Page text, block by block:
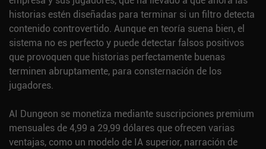
historias estén diseñadas para terminar si un filtro detecta
contenido controvertido. Aunque en teoría suena bien, el
sistema no es perfecto y puede detectar falsos positivos
que provoquen que historias perfectamente buenas
terminen abruptamente, para consternación de los
jugadores.
AI Dungeon se monetiza mediante suscripciones premium
mensuales de 4,99 a 29,99 dólares que ofrecen varias
ventajas, como un modelo de IA superior, narración de